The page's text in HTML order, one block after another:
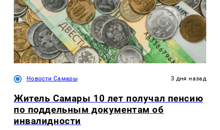
Новости Самары 3 дня назад
Житель Самары 10 лет получал пенсию
по поддельным документам об
инвалидности